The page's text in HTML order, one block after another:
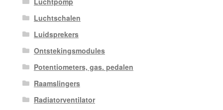
Luchtschalen
Luidsprekers
Ontstekingsmodules
Potentiometers, gas. pedalen
Raamslingers
Radiatorventilator